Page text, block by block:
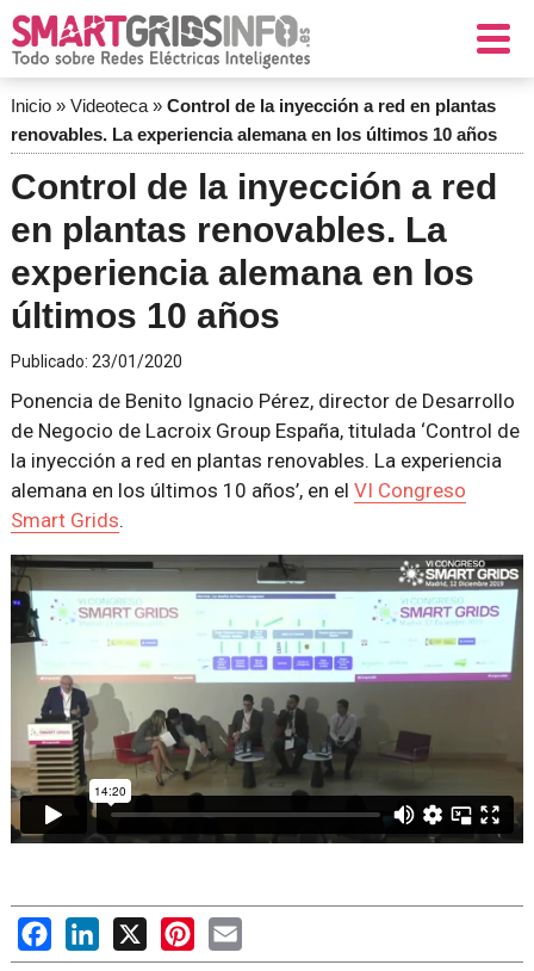
Inicio» Videoteca» Control de la inyección a red en plantas
renovables. La experiencia alemana en los últimos 10 años
Control de la inyección a red
en plantas renovables. La
experiencia alemana en los
últimos 10 años
Publicado: 23/01/2020
Ponencia de Benito Ignacio Pérez, director de Desarrollo
de Negocio de Lacroix Group España, titulada ‘Control de
la inyección a red en plantas renovables. La experiencia
alemana en los últimos 10 años’, en el VI Congreso
Smart Grids.
FacebookLinkedIn
X PinterestEmail